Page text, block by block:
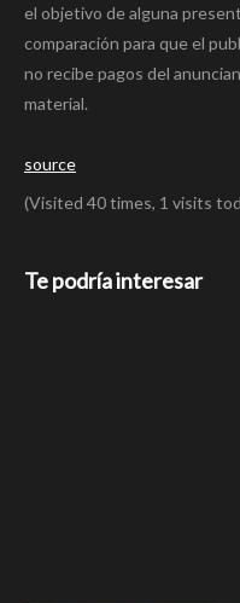
el objetivo de alguna
comparación para que el
no recibe pagos del
material.
source
(Visited 40 times, 1 visits
Te podría interesar